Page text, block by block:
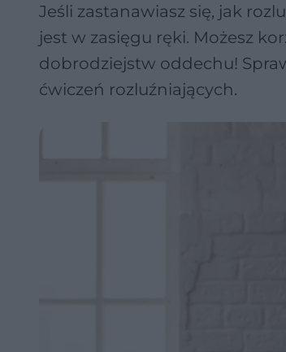
Jeśli zastanawiasz się, jak
jest w zasięgu ręki. Możesz
dobrodziejstw oddechu!
ćwiczeń rozluźniających.